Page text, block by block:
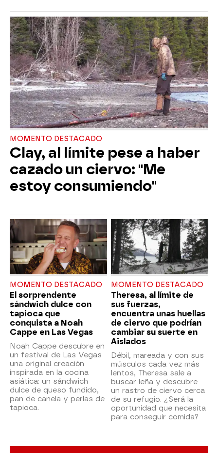
MOMENTO DESTACADO
Clay, al límite pese a haber
cazado un ciervo: "Me
estoy consumiendo"
MOMENTO DESTACADO
El sorprendente
sándwich dulce con
tapioca que
conquista a Noah
Cappe en Las Vegas
Noah Cappe descubre en
un festival de Las Vegas
una original creación
inspirada en la cocina
asiática: un sándwich
dulce de queso fundido,
pan de canela y perlas de
tapioca.
MOMENTO DESTACADO
Theresa, al límite de
sus fuerzas,
encuentra unas huellas
de ciervo que podrían
cambiar su suerte en
Aislados
Débil, mareada y con sus
músculos cada vez más
lentos, Theresa sale a
buscar leña y descubre
un rastro de ciervo cerca
de su refugio. ¿Será la
oportunidad que necesita
para conseguir comida?